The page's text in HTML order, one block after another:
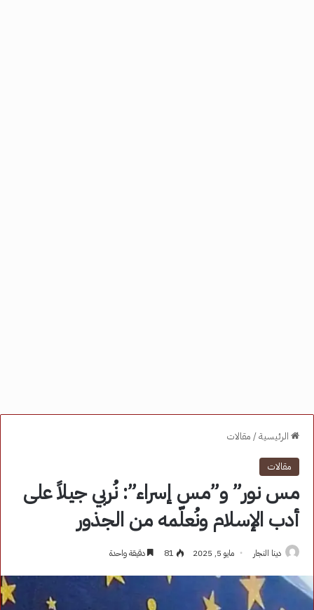
الرئيسية/ مقالات
مقالات
مس نور” و”مس إسراء”: نُربي جيلاً على
أدب الإسلام ونُعلّمه من الجذور
دينا النجار مايو 5, 2025 81 دقيقة واحدة